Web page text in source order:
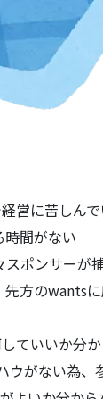
営に苦しんで
時間がない
ポンサーが
方のwants
ていいか分
ウがない為、